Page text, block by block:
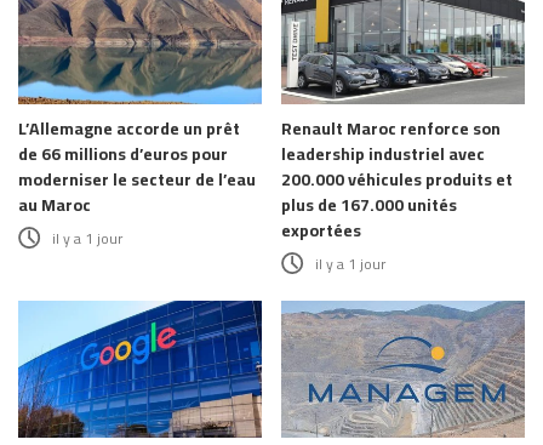
L’Allemagne accorde un prêt
de 66 millions d’euros pour
moderniser le secteur de l’eau
au Maroc
il y a 1 jour
Renault Maroc renforce son
leadership industriel avec
200.000 véhicules produits et
plus de 167.000 unités
exportées
il y a 1 jour